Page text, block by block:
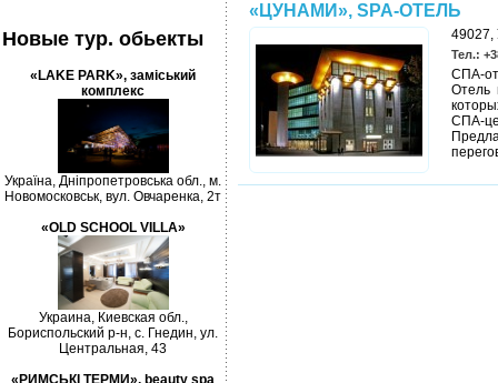
Новые тур. обьекты
«LAKE PARK», заміський
комплекс
Україна, Дніпропетровська обл., м.
Новомосковськ, вул. Овчаренка, 2т
«OLD SCHOOL VILLA»
Украина, Киевская обл.,
Бориспольский р-н, с. Гнедин, ул.
Центральная, 43
«РИМСЬКІ ТЕРМИ», beauty spa
«ЦУНАМИ», SPA-ОТЕЛЬ
49027,
Тел.:
СПА-
Отель
СПА-